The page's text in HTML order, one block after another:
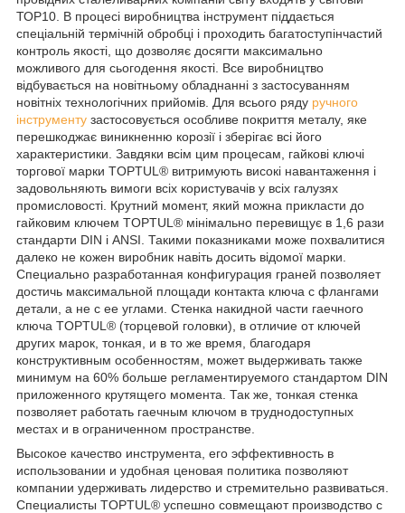
ТОР10. В процесі виробництва інструмент піддається
спеціальній термічній обробці і проходить багатоступінчастий
контроль якості, що дозволяє досягти максимально
можливого для сьогодення якості. Все виробництво
відбувається на новітньому обладнанні з застосуванням
новітніх технологічних прийомів. Для всього ряду ручного
інструменту застосовується особливе покриття металу, яке
перешкоджає виникненню корозії і зберігає всі його
характеристики. Завдяки всім цим процесам, гайкові ключі
торгової марки TOPTUL® витримують високі навантаження і
задовольняють вимоги всіх користувачів у всіх галузях
промисловості. Крутний момент, який можна прикласти до
гайковим ключем TOPTUL® мінімально перевищує в 1,6 рази
стандарти DIN і ANSI. Такими показниками може похвалитися
далеко не кожен виробник навіть досить відомої марки.
Специально разработанная конфигурация граней позволяет
достичь максимальной площади контакта ключа с флангами
детали, а не с ее углами. Стенка накидной части гаечного
ключа TOPTUL® (торцевой головки), в отличие от ключей
других марок, тонкая, и в то же время, благодаря
конструктивным особенностям, может выдерживать также
минимум на 60% больше регламентируемого стандартом DIN
приложенного крутящего момента. Так же, тонкая стенка
позволяет работать гаечным ключом в труднодоступных
местах и в ограниченном пространстве.
Высокое качество инструмента, его эффективность в
использовании и удобная ценовая политика позволяют
компании удерживать лидерство и стремительно развиваться.
Специалисты TOPTUL® успешно совмещают производство с